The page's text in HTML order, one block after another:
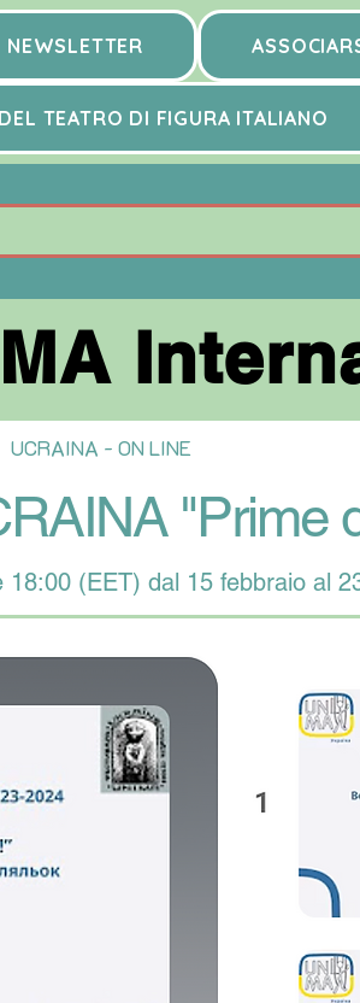
NEWSLETTER
TEATRO DI FIGURA ITALIANO
UCRAINA - ON LINE
"Prime
(EET) dal 15 febbraio al